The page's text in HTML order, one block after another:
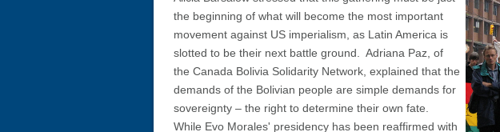
the beginning of what will become the most important
movement against US imperialism, as Latin America is
slotted to be their next battle ground. Adriana Paz, of
the Canada Bolivia Solidarity Network, explained that the
demands of the Bolivian people are simple demands for
sovereignty – the right to determine their own fate.
While Evo Morales' presidency has been reaffirmed with